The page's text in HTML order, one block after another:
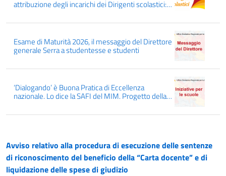
attribuzione degli incarichi dei Dirigenti scolastici:
01/09/2026
Esame di Maturità 2026, il messaggio del Direttore
generale Serra a studentesse e studenti
‘Dialogando’ è Buona Pratica di Eccellenza
nazionale. Lo dice la SAFI del MIM. Progetto della
di Ravanusa
Avviso relativo alla procedura di esecuzione delle sentenze
di riconoscimento del beneficio della “Carta docente” e di
liquidazione delle spese di giudizio